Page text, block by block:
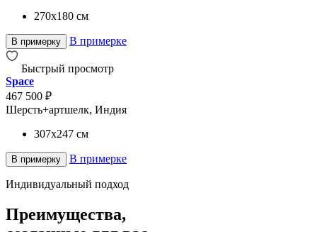
270x180 см
В примерку В примерке
Быстрый просмотр
Space
467 500 ₽
Шерсть+артшелк, Индия
307x247 см
В примерку В примерке
Индивидуальный подход
Преимущества,